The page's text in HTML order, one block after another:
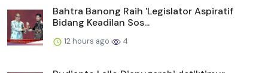
Bahtra Banong Raih 'Legislator Aspiratif
Bidang Keadilan Sos...
12 hours ago 4